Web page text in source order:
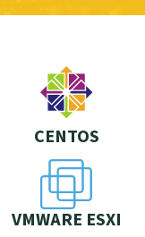
CENTOS
VMWARE ESXI